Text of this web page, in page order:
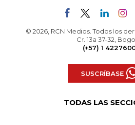
© 2026, RCN Medios. Todos los
Cr. 13a 37-32,
(+57) 1
SUSCRÍBASE
TODAS LAS